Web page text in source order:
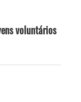
voluntários